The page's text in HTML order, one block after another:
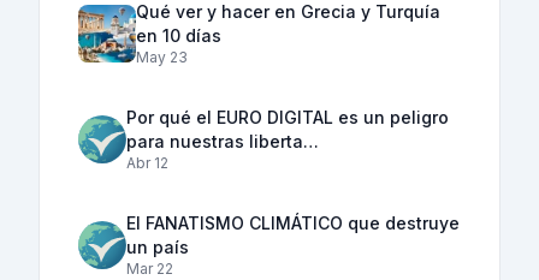
Qué ver y hacer en Grecia y Turquía
en 10 días
May 23
Por qué el EURO DIGITAL es un peligro
para nuestras liberta…
Abr 12
El FANATISMO CLIMÁTICO que destruye
un país
Mar 22